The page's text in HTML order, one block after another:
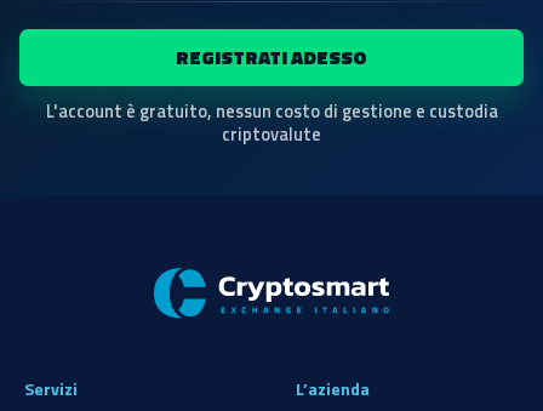
REGISTRATI ADESSO
L'account è gratuito, nessun costo di gestione e custodia
criptovalute
Servizi
L’azienda